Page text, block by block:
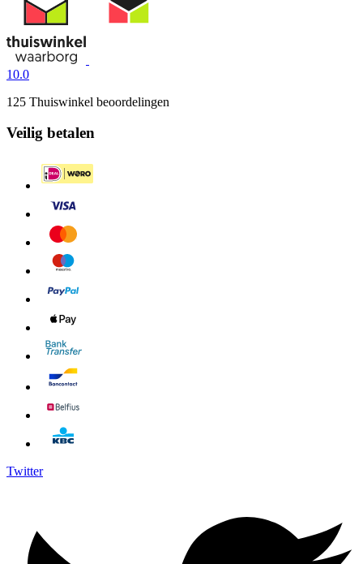
10.0
125 Thuiswinkel beoordelingen
Veilig betalen
Twitter